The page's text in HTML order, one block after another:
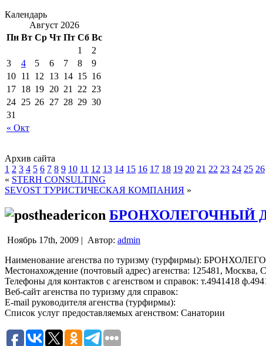
Календарь
Август 2026
Пн Вт Ср Чт Пт Сб Вс
« Окт
1
2
3
4 5 6 7 8
9
10 11 12 13 14 15 16
17 18 19 20 21 22 23
24 25 26 27 28 29 30
31
Архив сайта
1 2 3 4 5 6 7 8 9 10 11 12 13 14 15 16 17 18 19 20 21 22 23 24 25 26
« STERH CONSULTING
SEVOST ТУРИСТИЧЕСКАЯ КОМПАНИЯ »
БРОНХОЛЕГОЧНЫЙ
Ноябрь 17th, 2009 | Автор: admin
Наименование агенства по туризму (турфирмы):
Местонахождение (почтовый адрес) агенства: 125481, Москва,
Телефоны для контактов с агенством и справок: т.4941418
Веб-сайт агенства по туризму для справок:
E-mail руководителя агенства (турфирмы):
Список услуг предоставляемых агенством: Санатории